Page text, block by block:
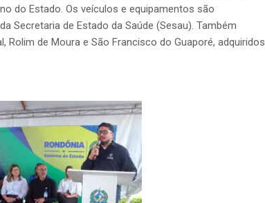
do Estado. Os veículos e equipamentos são
Secretaria de Estado da Saúde (Sesau). Também
de Moura e São Francisco do Guaporé, adquiridos